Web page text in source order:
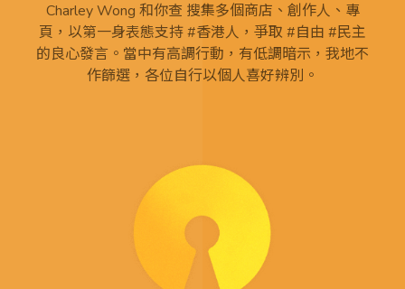
Charley Wong 和你查 搜集多個商店、創作人、專
頁，以第一身表態支持 #香港人，爭取 #自由 #民主
的良心發言。當中有高調行動，有低調暗示，我地不
作篩選，各位自行以個人喜好辨別。